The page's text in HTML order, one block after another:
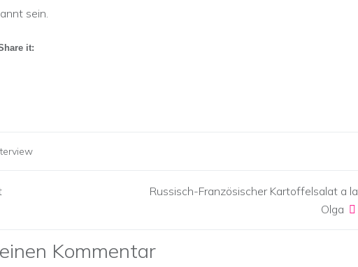
sein.
it:
Russisch-Französischer Kartoffelsalat a la
Olga
Kommentar